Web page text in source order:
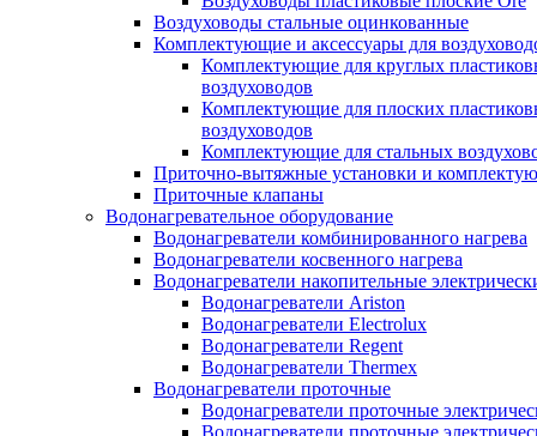
Воздуховоды стальные оцинкованные
Комплектующие и аксессуары для
Комплектующие для круглых
воздуховодов
Комплектующие для плоских
воздуховодов
Комплектующие для стальных
Приточно-вытяжные установки и
Приточные клапаны
Водонагревательное оборудование
Водонагреватели комбинированного нагрева
Водонагреватели косвенного нагрева
Водонагреватели накопительные
Водонагреватели Ariston
Водонагреватели Electrolux
Водонагреватели Regent
Водонагреватели Thermex
Водонагреватели проточные
Водонагреватели проточные